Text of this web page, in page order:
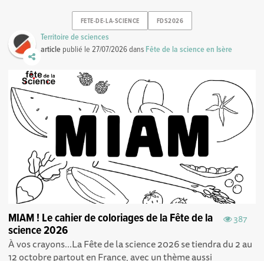
FETE-DE-LA-SCIENCE FDS2026
Territoire de sciences
article publié le27/07/2026dans Fête de la science en Isère
387
MIAM ! Le cahier de coloriages de la Fête de la
science 2026
À vos crayons...La Fête de la science 2026 se tiendra du 2 au
12 octobre partout en France, avec un thème aussi